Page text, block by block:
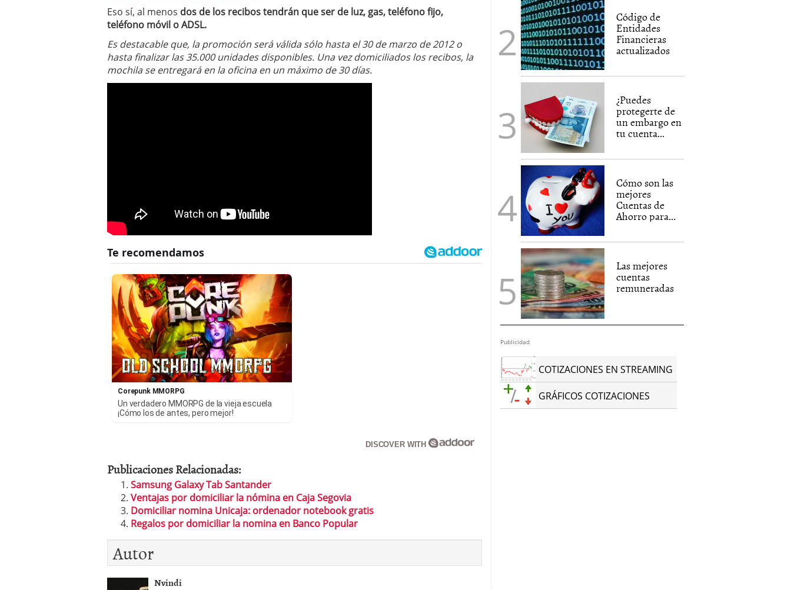
Eso sí, al menos dos de los recibos tendrán que ser de luz, gas, teléfono fijo,
teléfono móvil o ADSL.
Es destacable que, la promoción será válida sólo hasta el 30 de marzo de 2012 o
hasta finalizar las 35.000 unidades disponibles. Una vez domiciliados los recibos, la
mochila se entregará en la oficina en un máximo de 30 días.
Corepunk MMORPG
Un verdadero MMORPG de la vieja escuela
¡Cómo los de antes, pero mejor!
DISCOVER WITH
Publicaciones Relacionadas:
Samsung Galaxy Tab Santander
Ventajas por domiciliar la nómina en Caja Segovia
Domiciliar nomina Unicaja: ordenador notebook gratis
Regalos por domiciliar la nomina en Banco Popular
Autor
Nvindi
Código de
Entidades
Financieras
actualizados
¿Puedes
protegerte de
un embargo en
tu cuenta...
Cómo son las
mejores
Cuentas de
Ahorro para...
Las mejores
cuentas
remuneradas
Publicidad
COTIZACIONES EN STREAMING
GRÁFICOS COTIZACIONES